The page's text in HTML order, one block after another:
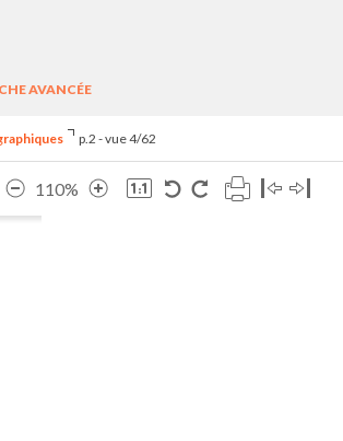
AVANCÉE
p.2 - vue 4/62
110%